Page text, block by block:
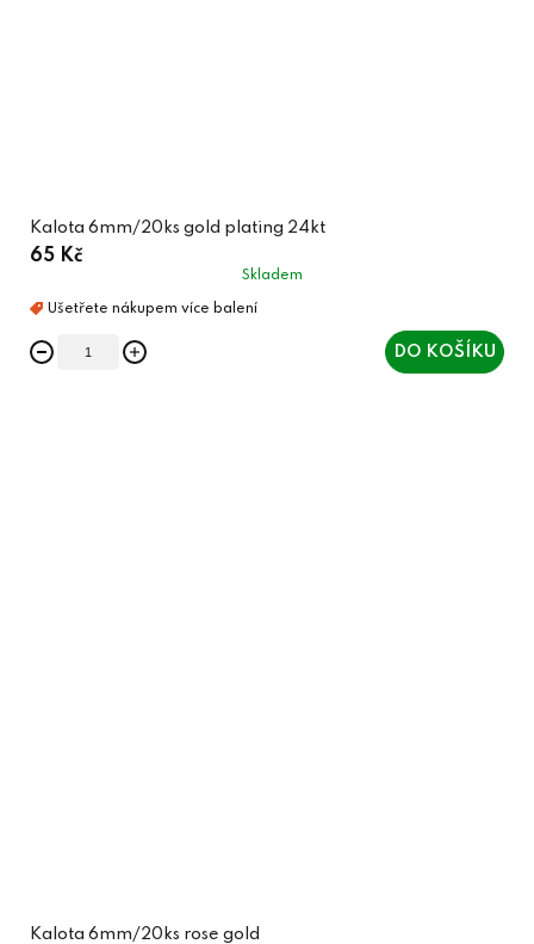
Kalota 6mm/20ks gold plating 24kt
65 Kč
Skladem
DO KOŠÍKU
Kalota 6mm/20ks rose gold